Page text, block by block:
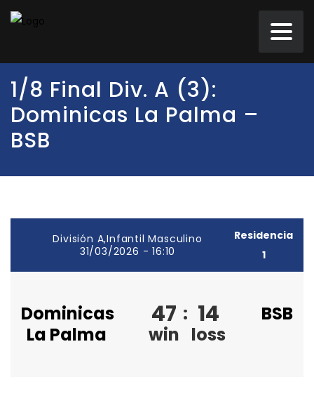
1/8 Final Div. A (3):
Dominicas La Palma –
BSB
División A,Infantil Masculino
31/03/2026 - 16:10
Residencia
1
Dominicas
La Palma
47
win
: 14
loss
BSB